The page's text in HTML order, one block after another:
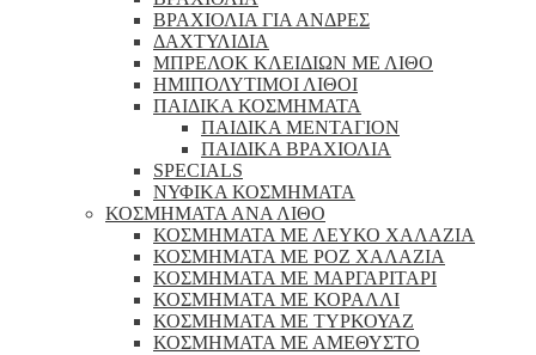
ΒΡΑΧΙΟΛΙΑ ΓΙΑ ΑΝΔΡΕΣ
ΔΑΧΤΥΛΙΔΙΑ
ΜΠΡΕΛΟΚ ΚΛΕΙΔΙΩΝ ΜΕ ΛΙΘΟ
ΗΜΙΠΟΛΥΤΙΜΟΙ ΛΙΘΟΙ
ΠΑΙΔΙΚΑ ΚΟΣΜΗΜΑΤΑ
ΠΑΙΔΙΚΑ ΜΕΝΤΑΓΙΟΝ
ΠΑΙΔΙΚΑ ΒΡΑΧΙΟΛΙΑ
SPECIALS
ΝΥΦΙΚΑ ΚΟΣΜΗΜΑΤΑ
ΚΟΣΜΗΜΑΤΑ ΑΝΑ ΛΙΘΟ
ΚΟΣΜΗΜΑΤΑ ΜΕ ΛΕΥΚΟ ΧΑΛΑΖΙΑ
ΚΟΣΜΗΜΑΤΑ ΜΕ ΡΟΖ ΧΑΛΑΖΙΑ
ΚΟΣΜΗΜΑΤΑ ΜΕ ΜΑΡΓΑΡΙΤΑΡΙ
ΚΟΣΜΗΜΑΤΑ ΜΕ ΚΟΡΑΛΛΙ
ΚΟΣΜΗΜΑΤΑ ΜΕ ΤΥΡΚΟΥΑΖ
ΚΟΣΜΗΜΑΤΑ ΜΕ ΑΜΕΘΥΣΤΟ